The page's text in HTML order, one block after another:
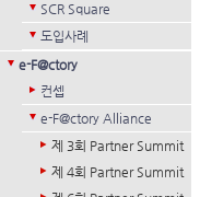
SCR Square
도입사례
e-F@ctory
컨셉
e-F@ctory Alliance
제 3회 Partner Summit
제 4회 Partner Summit